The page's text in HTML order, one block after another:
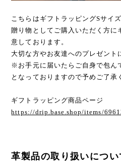
こちらはギフトラッピングSサイ
贈り物としてご購入いただく方に
意しております。
大切な方やお友達へのプレゼント
※お手元に届いたらご自身で包ん
となっておりますので予めご了承
ギフトラッピング商品ページ
https://drip.base.shop/items/
革製品の取り扱いについ